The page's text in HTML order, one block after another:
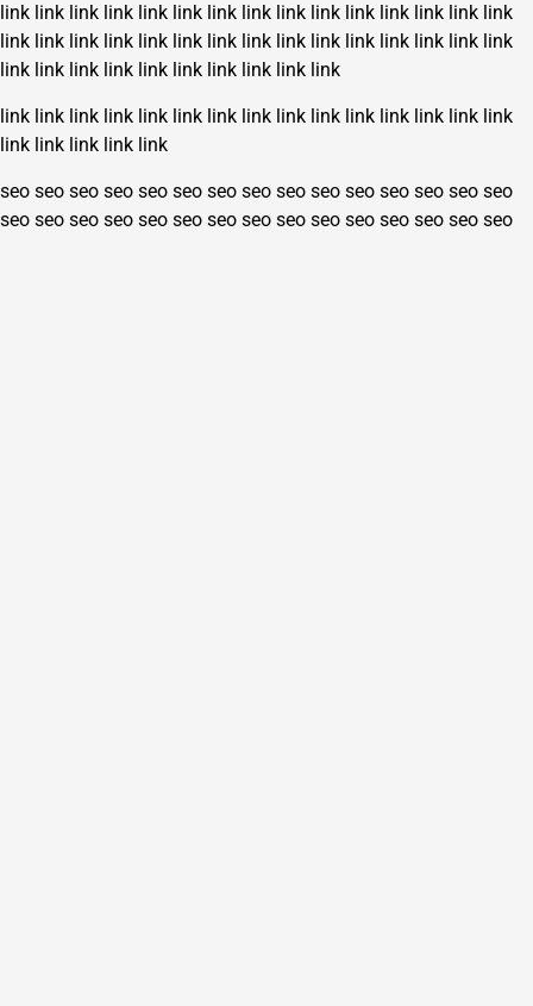
link link link link link link link link link link link link link link link
link link link link link link link link link link link link link link link
link link link link link link link link link link
link link link link link link link link link link link link link link link
link link link link link
seo seo seo seo seo seo seo seo seo seo seo seo seo seo seo
seo seo seo seo seo seo seo seo seo seo seo seo seo seo seo